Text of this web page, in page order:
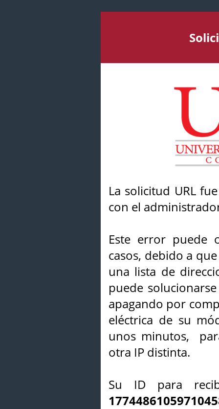
La solicitud URL
con el
Este error puede
casos, debido a
una lista de
puede
apagando por
eléctrica de su
unos minutos,
otra IP distinta.
Su ID para